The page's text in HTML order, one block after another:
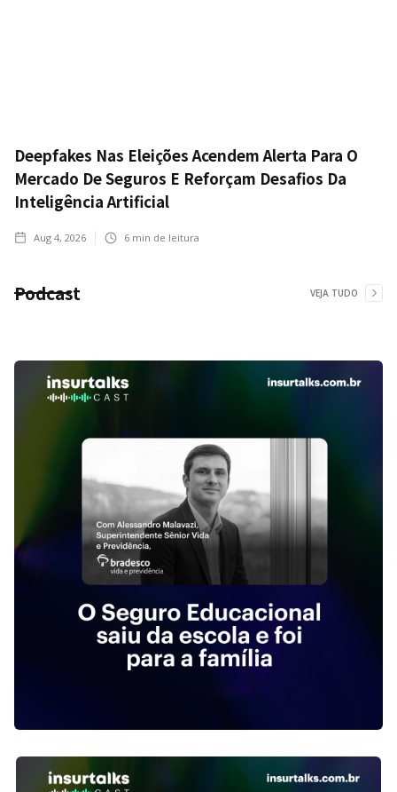
Deepfakes Nas Eleições Acendem Alerta Para O
Mercado De Seguros E Reforçam Desafios Da
Inteligência Artificial
Aug 4, 2026 6 min de leitura
Podcast VEJA TUDO